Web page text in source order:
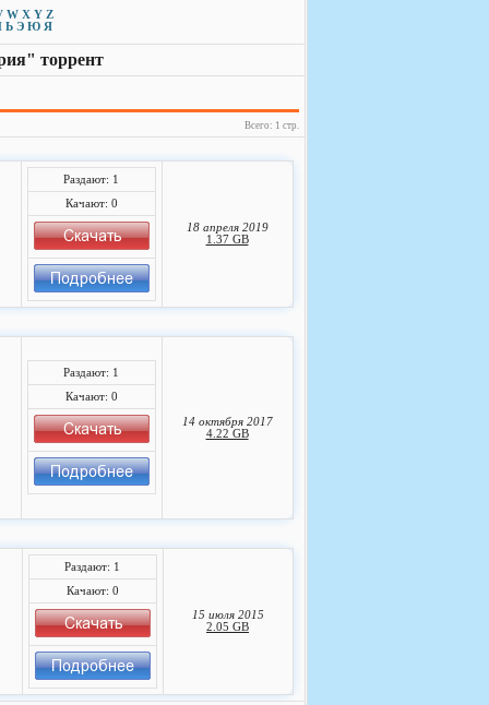
W X Y Z
Ь Э Ю Я
торрент
Всего: 1 стр.
Раздают: 1
Качают: 0
18 апреля 2019
1.37 GB
Раздают: 1
Качают: 0
14 октября 2017
4.22 GB
Раздают: 1
Качают: 0
15 июля 2015
2.05 GB